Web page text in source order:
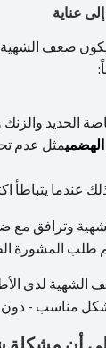
عناية
ضعف
الحديد والزنك
مثل عدم
عندما يتباطأ
وترافق مع
طلب المشورة
لدى
مناسب - دون